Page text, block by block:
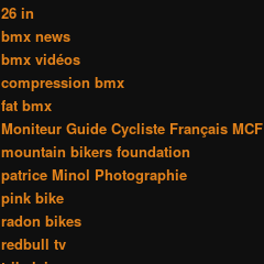
26 in
bmx news
bmx vidéos
compression bmx
fat bmx
Moniteur Guide Cycliste Français MCF
mountain bikers foundation
patrice Minol Photographie
pink bike
radon bikes
redbull tv